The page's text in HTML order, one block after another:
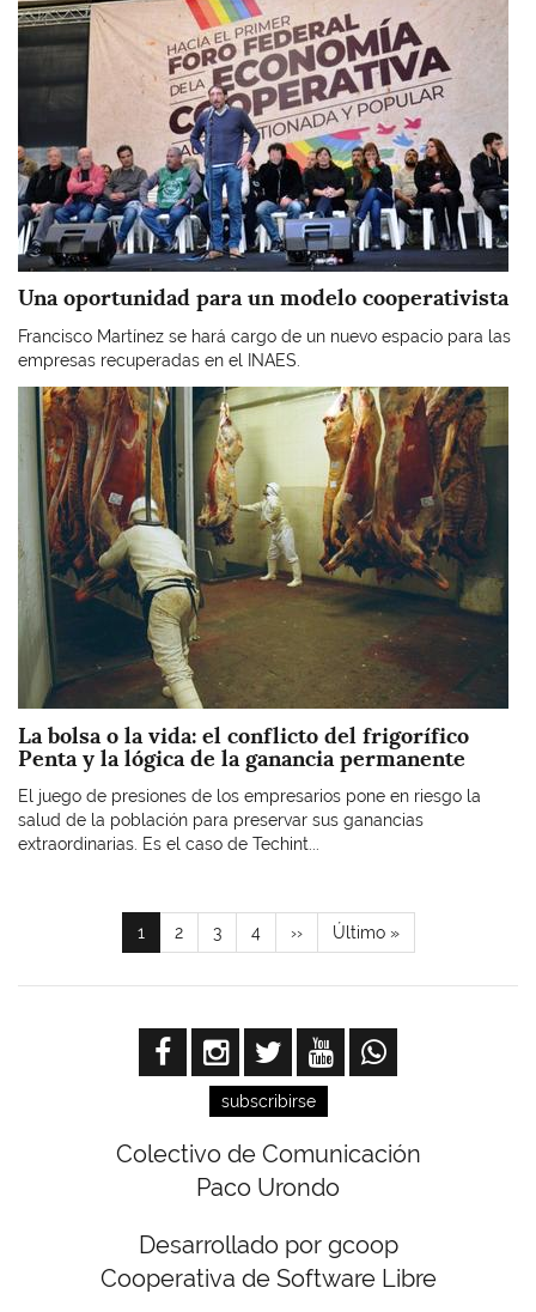
Una oportunidad para un modelo cooperativista
Francisco Martínez se hará cargo de un nuevo espacio para las
empresas recuperadas en el INAES.
Imagen
La bolsa o la vida: el conflicto del frigorífico
Penta y la lógica de la ganancia permanente
El juego de presiones de los empresarios pone en riesgo la
salud de la población para preservar sus ganancias
extraordinarias. Es el caso de Techint...
Paginación
Página
actual
1 Page
2 Page
3 Page
4
Siguiente
página
››
Última
página
Último »
subscribirse
Colectivo de Comunicación
Paco Urondo
Desarrollado por gcoop
Cooperativa de Software Libre